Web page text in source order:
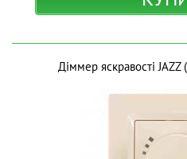
Діммер яскравості